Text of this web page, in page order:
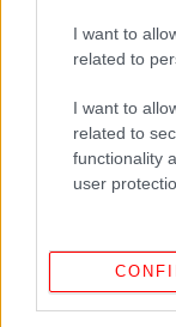
I want to
related to
I want to
related to
functionality
user
13χρονη κόρη
λιοντάρια,
πάνθηρες,
δικό τους
ταινία